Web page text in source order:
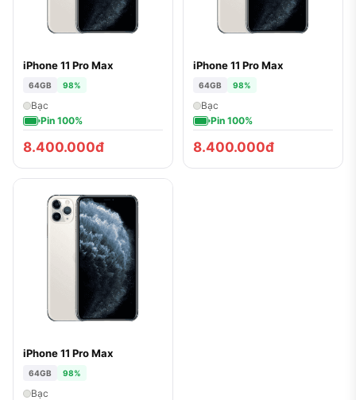
iPhone 11 Pro Max
64GB 98%
Bạc
Pin 100%
8.400.000đ
iPhone 11 Pro Max
64GB 98%
Bạc
Pin 100%
8.400.000đ
iPhone 11 Pro Max
64GB 98%
Bạc